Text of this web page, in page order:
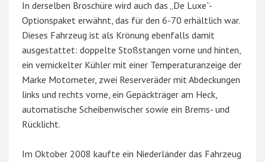
In derselben Broschüre wird auch das „De Luxe“-
Optionspaket erwähnt, das für den 6-70 erhältlich war.
Dieses Fahrzeug ist als Krönung ebenfalls damit
ausgestattet: doppelte Stoßstangen vorne und hinten,
ein vernickelter Kühler mit einer Temperaturanzeige der
Marke Motometer, zwei Reserveräder mit Abdeckungen
links und rechts vorne, ein Gepäckträger am Heck,
automatische Scheibenwischer sowie ein Brems- und
Rücklicht.
Im Oktober 2008 kaufte ein Niederländer das Fahrzeug